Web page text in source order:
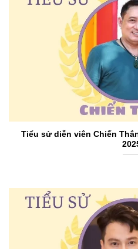
Tiểu sử diễn viên Chiến